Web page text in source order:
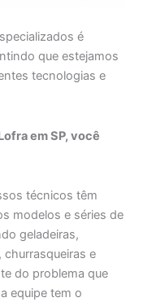
é
que estejamos
tecnologias e
em SP, você
técnicos têm
modelos e séries de
geladeiras,
e
do problema que
equipe tem o